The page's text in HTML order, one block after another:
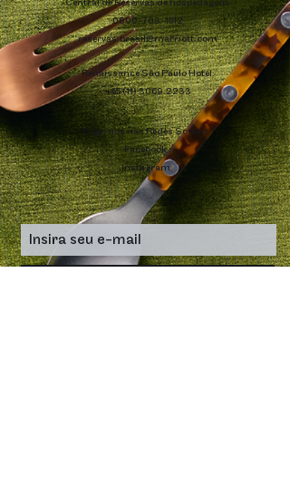
Central de Reservas de hospedagem:
0800-703-1512
reservas.brasil@marriott.com
Renaissance São Paulo Hotel:
+55 (11) 3069.2233
Siga-nos nas Redes Sociais
Facebook
Instagram